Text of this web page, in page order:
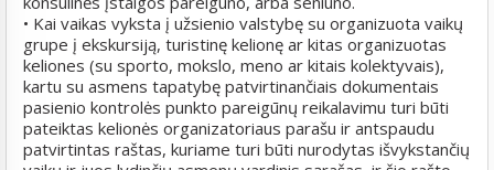
• Kai vaikas vyksta į užsienio valstybę su organizuota vaikų
grupe į ekskursiją, turistinę kelionę ar kitas organizuotas
keliones (su sporto, mokslo, meno ar kitais kolektyvais),
kartu su asmens tapatybę patvirtinančiais dokumentais
pasienio kontrolės punkto pareigūnų reikalavimu turi būti
pateiktas kelionės organizatoriaus parašu ir antspaudu
patvirtintas raštas, kuriame turi būti nurodytas išvykstančių